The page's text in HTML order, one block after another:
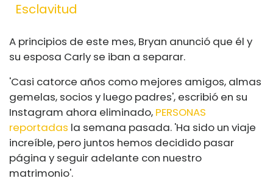
Esclavitud
A principios de este mes, Bryan anunció que él y
su esposa Carly se iban a separar.
'Casi catorce años como mejores amigos, almas
gemelas, socios y luego padres', escribió en su
Instagram ahora eliminado, PERSONAS
reportadas la semana pasada. 'Ha sido un viaje
increíble, pero juntos hemos decidido pasar
página y seguir adelante con nuestro
matrimonio'.